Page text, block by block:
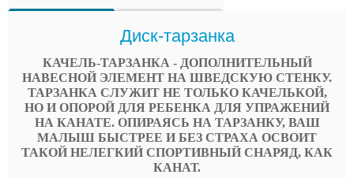
Диск-тарзанка
КАЧЕЛЬ-ТАРЗАНКА - ДОПОЛНИТЕЛЬНЫЙ
НАВЕСНОЙ ЭЛЕМЕНТ НА ШВЕДСКУЮ СТЕНКУ.
ТАРЗАНКА СЛУЖИТ НЕ ТОЛЬКО КАЧЕЛЬКОЙ,
НО И ОПОРОЙ ДЛЯ РЕБЕНКА ДЛЯ УПРАЖЕНИЙ
НА КАНАТЕ. ОПИРАЯСЬ НА ТАРЗАНКУ, ВАШ
МАЛЫШ БЫСТРЕЕ И БЕЗ СТРАХА ОСВОИТ
ТАКОЙ НЕЛЕГКИЙ СПОРТИВНЫЙ СНАРЯД, КАК
КАНАТ.